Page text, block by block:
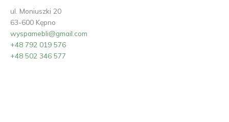
ul. Moniuszki 20
63-600 Kępno
wyspamebli@gmail.com
+48 792 019 576
+48 502 346 577